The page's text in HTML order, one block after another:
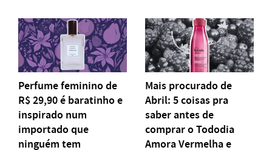
Perfume feminino de
R$ 29,90 é baratinho e
inspirado num
importado que
ninguém tem
Mais procurado de
Abril: 5 coisas pra
saber antes de
comprar o Tododia
Amora Vermelha e